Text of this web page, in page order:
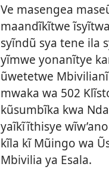
Ve masengea
maandĩkĩtwe
syĩndũ sya tene ila
yĩmwe yonanĩtye
ũwetetwe
mwaka wa 502
kũsumbĩka kwa
yaĩkĩĩthisye
kĩla kĩ Mũingo wa
Mbivilia ya Esala.